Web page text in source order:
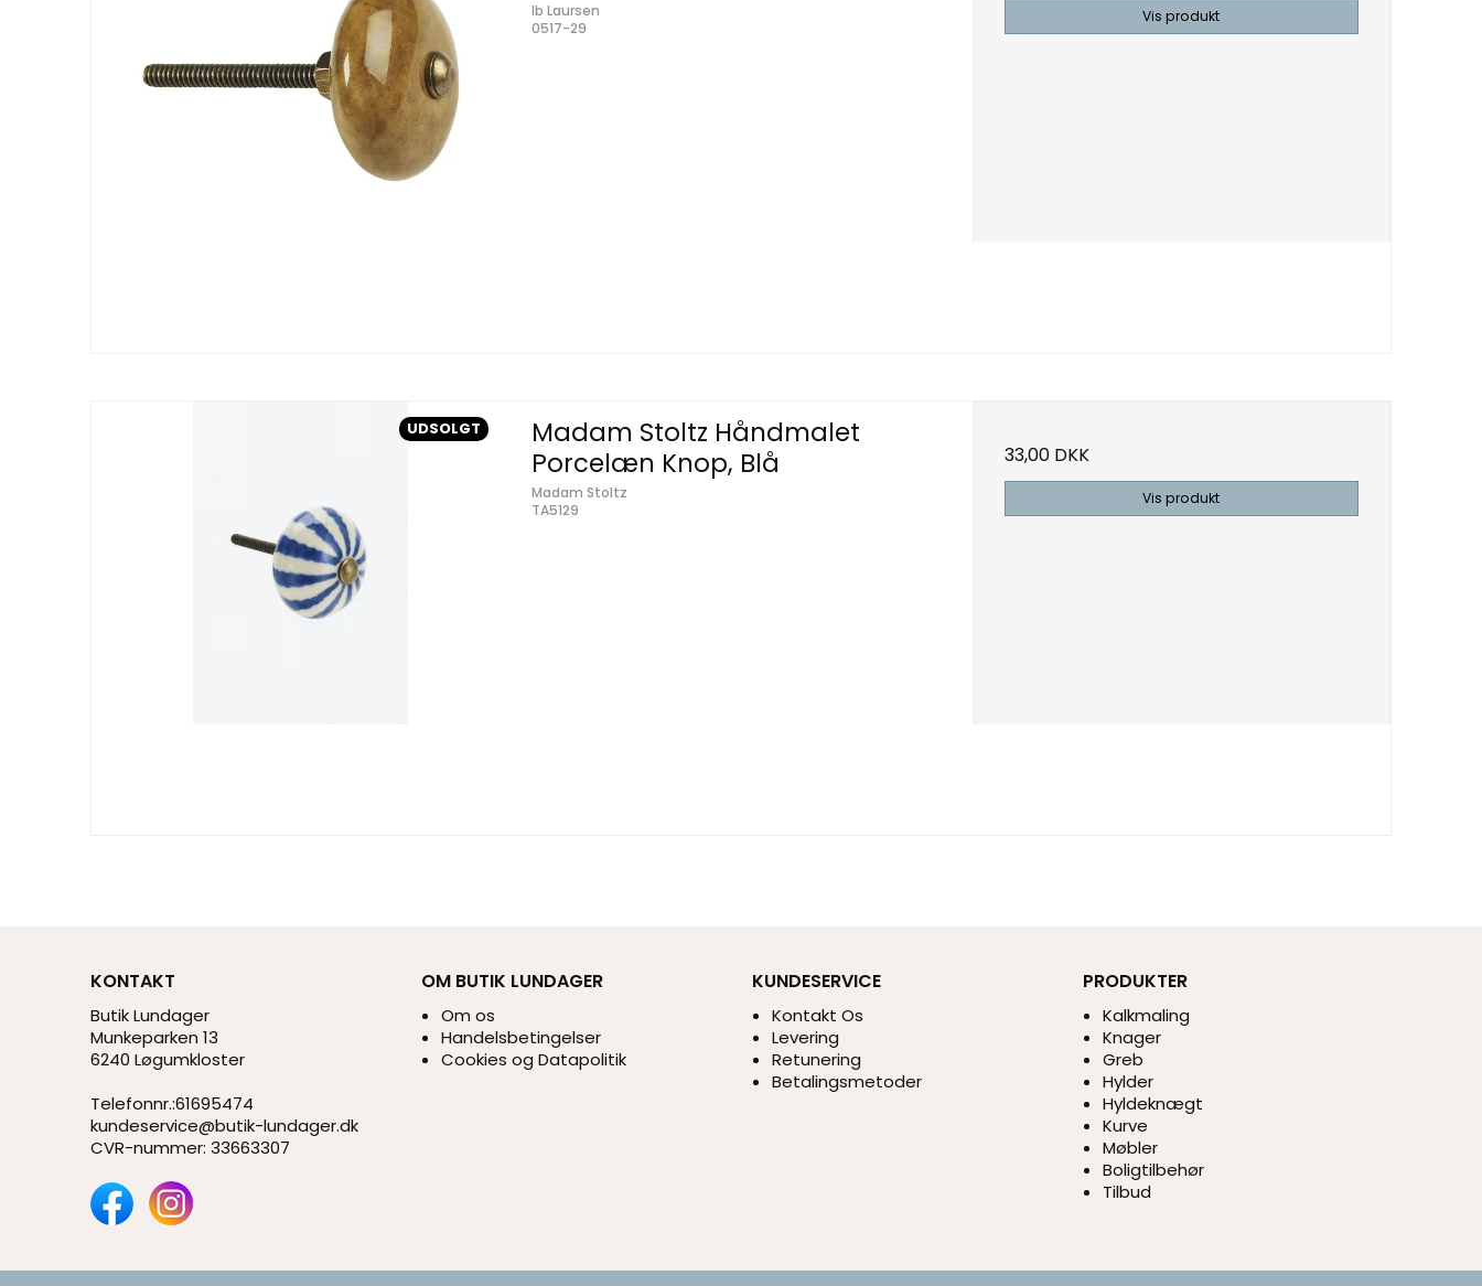
Ib Laursen
0517-29
Vis produkt
UDSOLGT
Madam Stoltz Håndmalet
Porcelæn Knop, Blå
Madam Stoltz
TA5129
33,00 DKK
Vis produkt
KONTAKT
Butik Lundager
Munkeparken 13
6240 Løgumkloster
Telefonnr.:61695474
kundeservice@butik-lundager.dk
CVR-nummer: 33663307
OM BUTIK LUNDAGER
Om os
Handelsbetingelser
Cookies og Datapolitik
KUNDESERVICE
Kontakt Os
Levering
Retunering
Betalingsmetoder
PRODUKTER
Kalkmaling
Knager
Greb
Hylder
Hyldeknægt
Kurve
Møbler
Boligtilbehør
Tilbud